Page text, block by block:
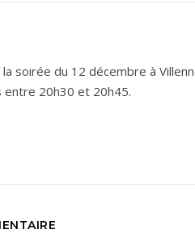
soirée du 12 décembre à
entre 20h30 et 20h45.